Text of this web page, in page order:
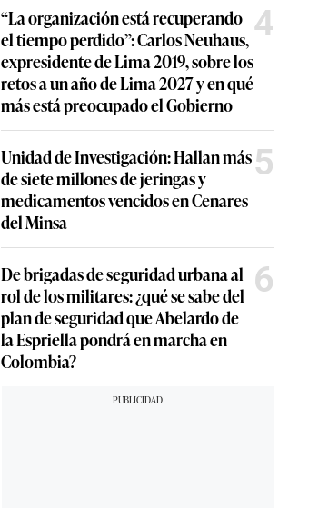
“La organización está recuperando
el tiempo perdido”: Carlos Neuhaus,
expresidente de Lima 2019, sobre los
retos a un año de Lima 2027 y en qué
más está preocupado el Gobierno
4
Unidad de Investigación: Hallan más
de siete millones de jeringas y
medicamentos vencidos en Cenares
del Minsa
5
De brigadas de seguridad urbana al
rol de los militares: ¿qué se sabe del
plan de seguridad que Abelardo de
la Espriella pondrá en marcha en
Colombia?
6